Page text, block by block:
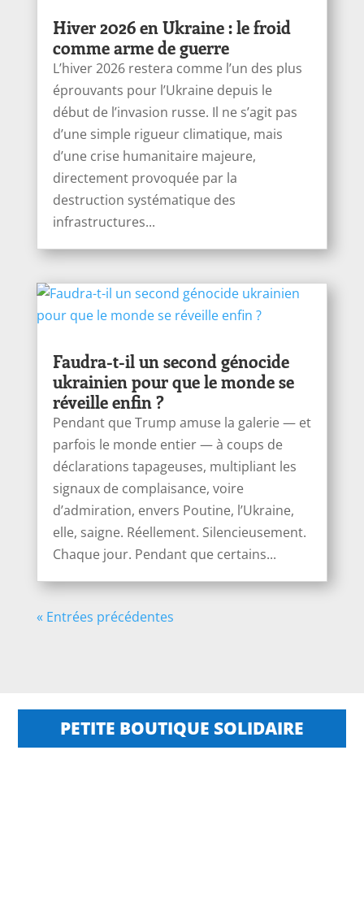
Hiver 2026 en Ukraine : le froid
comme arme de guerre
L’hiver 2026 restera comme l’un des plus
éprouvants pour l’Ukraine depuis le
début de l’invasion russe. Il ne s’agit pas
d’une simple rigueur climatique, mais
d’une crise humanitaire majeure,
directement provoquée par la
destruction systématique des
infrastructures...
Faudra-t-il un second génocide
ukrainien pour que le monde se
réveille enfin ?
Pendant que Trump amuse la galerie — et
parfois le monde entier — à coups de
déclarations tapageuses, multipliant les
signaux de complaisance, voire
d’admiration, envers Poutine, l’Ukraine,
elle, saigne. Réellement. Silencieusement.
Chaque jour. Pendant que certains...
« Entrées précédentes
PETITE BOUTIQUE SOLIDAIRE